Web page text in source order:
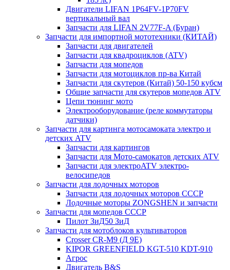
Двигатели LIFAN 1Р64FV-1Р70FV
вертикальный вал
Запчасти для LIFAN 2V77F-A (Буран)
Запчасти для импортной мототехники (КИТАЙ)
Запчасти для двигателей
Запчасти для квадроциклов (ATV)
Запчасти для мопедов
Запчасти для мотоциклов пр-ва Китай
Запчасти для скутеров (Китай) 50-150 кубсм
Общие запчасти для скутеров мопедов ATV
Цепи тюнинг мото
Электрооборудование (реле коммутаторы
датчики)
Запчасти для картинга мотосамоката электро и
детских ATV
Запчасти для картингов
Запчасти для Мото-самокатов детских ATV
Запчасти для электроATV электро-
велосипедов
Запчасти для лодочных моторов
Запчасти для лодочных моторов СССР
Лодочные моторы ZONGSHEN и запчасти
Запчасти для мопедов СССР
Пилот ЗиД50 ЗиД
Запчасти для мотоблоков культиваторов
Crosser CR-M9 (Д 9Е)
KIPOR GREENFIELD KGT-510 KDT-910
Агрос
Двигатель B&S